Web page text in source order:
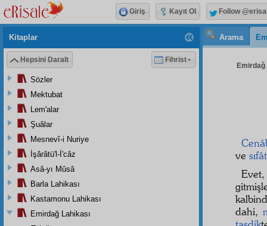
Arama
Emirdağ
ve sıfât
dahi,
Kitaplar
Hepsini Daralt Fihrist
Sözler
Mektubat
Lem'alar
Şuâlar
Mesnevî-i Nuriye
İşârâtü'l-İ'câz
Asâ-yı Mûsâ
Barla Lahikası
Kastamonu Lahikası
Emirdağ Lahikası
Giriş Kayıt Ol Follow